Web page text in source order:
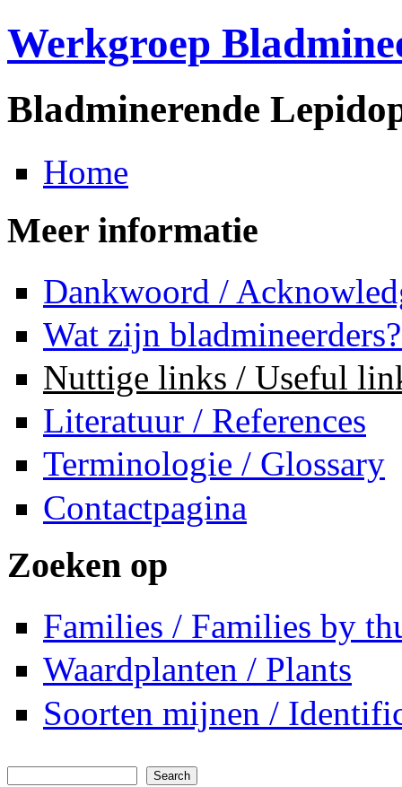
Werkgroep
Bladminerende
Home
Meer informatie
Dankwoord /
Wat zijn
Nuttige links / Useful
Literatuur / References
Terminologie / Glossary
Contactpagina
Zoeken op
Families / Families by
Waardplanten / Plants
Soorten mijnen /